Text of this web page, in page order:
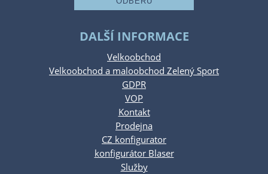
DALŠÍ INFORMACE
Velkoobchod
Velkoobchod a maloobchod Zelený Sport
GDPR
VOP
Kontakt
Prodejna
CZ konfigurator
konfigurátor Blaser
Služby